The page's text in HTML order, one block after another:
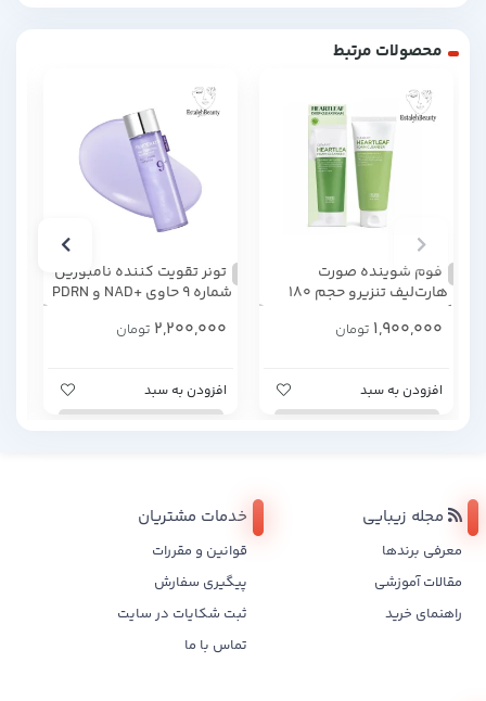
محصولات مرتبط
فوم شوینده صورت
هارت‌لیف تنزیرو حجم 180
گرم
1,900,000 تومان
افزودن به سبد
تونر تقویت کننده نامبوزین
شماره 9 حاوی +NAD و PDRN
2,200,000 تومان
افزودن به سبد
مجله زیبایی
معرفی برندها
مقالات آموزشی
راهنمای خرید
خدمات مشتریان
قوانین و مقررات
پیگیری سفارش
ثبت شکایات در سایت
تماس با ما